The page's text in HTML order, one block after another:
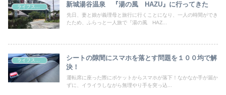
ライフスタイル 新城湯谷温泉 『湯の風 HAZU』に行ってきた
先日、妻と娘が義理母と旅行に行くことになり、一人の時間ができ
たため、ふらっと一人旅で『湯の風 HAZ...
ライフスタイル
シートの隙間にスマホを落とす問題を１００均で解
決！
運転席に座った際にポケットからスマホが落下！なかなか手が届か
ずに、イライラしながら無理やり手を突っ込...